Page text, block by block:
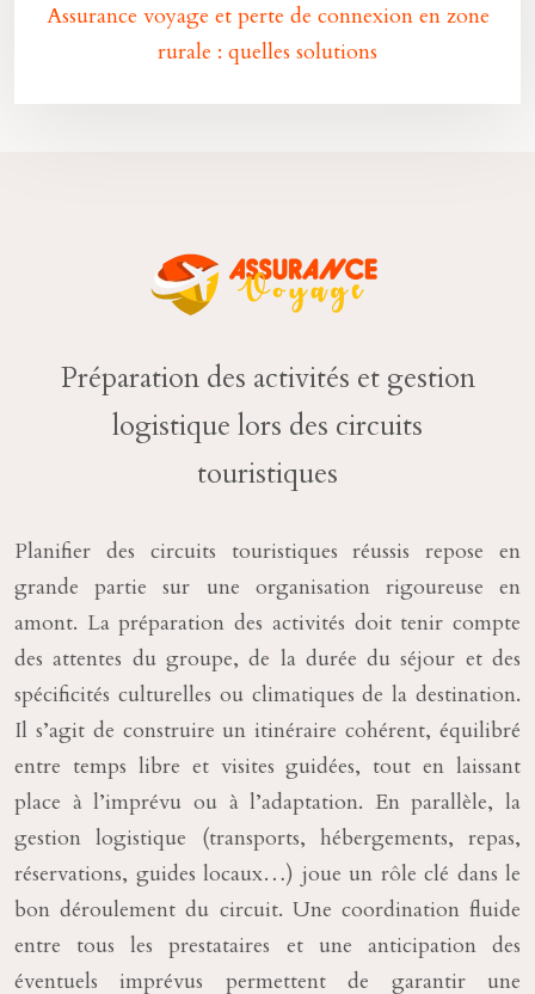
Assurance voyage et perte de connexion en zone
rurale : quelles solutions
Préparation des activités et gestion
logistique lors des circuits
touristiques
Planifier des circuits touristiques réussis repose en
grande partie sur une organisation rigoureuse en
amont. La préparation des activités doit tenir compte
des attentes du groupe, de la durée du séjour et des
spécificités culturelles ou climatiques de la destination.
Il s’agit de construire un itinéraire cohérent, équilibré
entre temps libre et visites guidées, tout en laissant
place à l’imprévu ou à l’adaptation. En parallèle, la
gestion logistique (transports, hébergements, repas,
réservations, guides locaux…) joue un rôle clé dans le
bon déroulement du circuit. Une coordination fluide
entre tous les prestataires et une anticipation des
éventuels imprévus permettent de garantir une